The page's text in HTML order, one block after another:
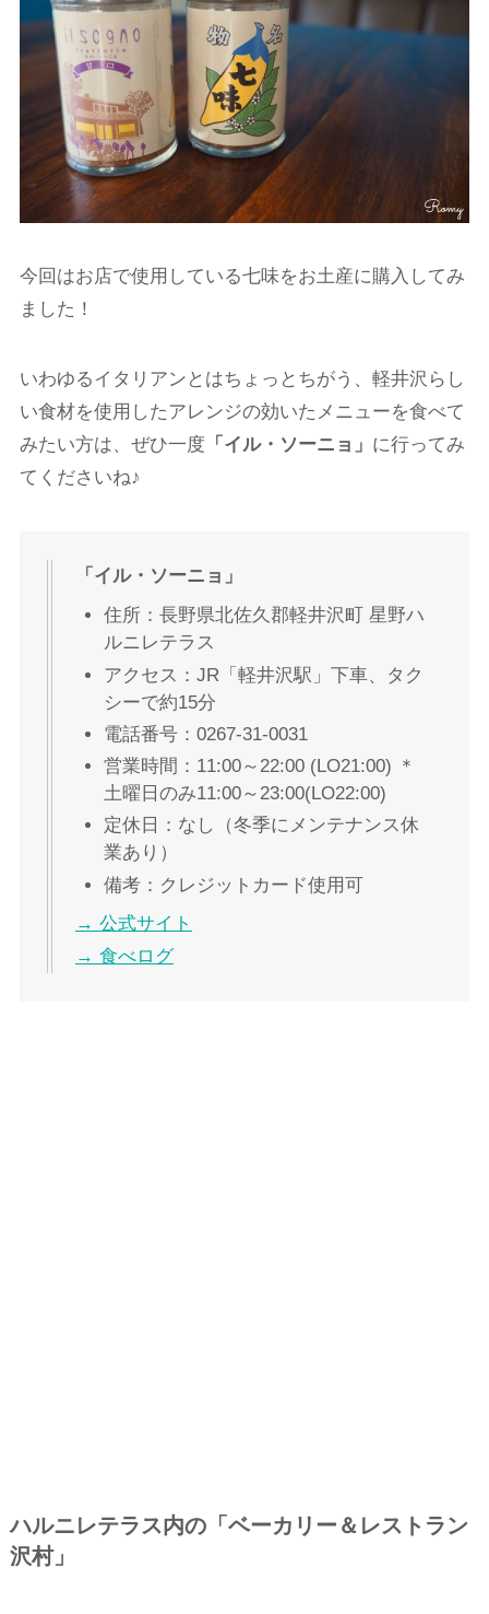
今回はお店で使用している七味をお土産に購入してみ
ました！
いわゆるイタリアンとはちょっとちがう、軽井沢らし
い食材を使用したアレンジの効いたメニューを食べて
みたい方は、ぜひ一度 「イル・ソーニョ」 に行ってみ
てくださいね♪
「イル・ソーニョ」
住所：長野県北佐久郡軽井沢町 星野ハ
ルニレテラス
アクセス：JR「軽井沢駅」下車、タク
シーで約15分
電話番号：0267-31-0031
営業時間：11:00～22:00 (LO21:00) ＊
土曜日のみ11:00～23:00(LO22:00)
定休日：なし（冬季にメンテナンス休
業あり）
備考：クレジットカード使用可
→ 公式サイト
→ 食べログ
ハルニレテラス内の「ベーカリー＆レストラン
沢村」